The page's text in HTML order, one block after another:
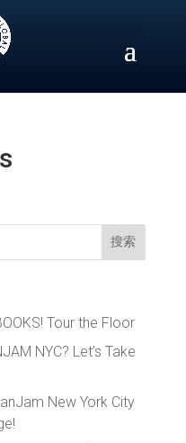
Tour the Floor
NYC? Let’s Take
New York City